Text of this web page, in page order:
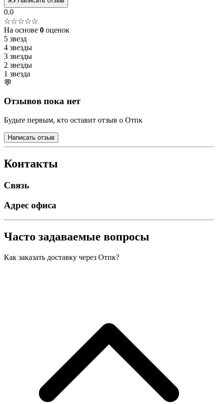
0.0
☆☆☆☆☆
На основе 0 оценок
5 звезд
4 звезды
3 звезды
2 звезды
1 звезда
💬
Отзывов пока нет
Будьте первым, кто оставит отзыв о Отпк
Написать отзыв
Контакты
Связь
Адрес офиса
Часто задаваемые вопросы
Как заказать доставку через Отпк?